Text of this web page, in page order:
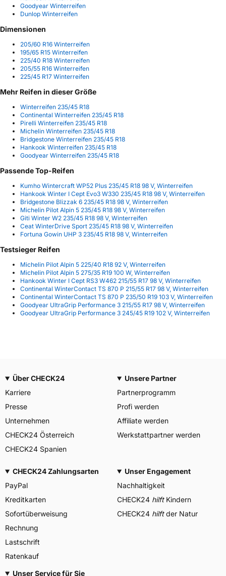
Goodyear Winterreifen
Dunlop Winterreifen
Dimensionen
205/60 R16 Winterreifen
195/65 R15 Winterreifen
225/40 R18 Winterreifen
205/55 R16 Winterreifen
225/45 R17 Winterreifen
Mehr Reifen in dieser Größe
Winterreifen 235/45 R18
Continental Winterreifen 235/45 R18
Pirelli Winterreifen 235/45 R18
Michelin Winterreifen 235/45 R18
Bridgestone Winterreifen 235/45 R18
Hankook Winterreifen 235/45 R18
Goodyear Winterreifen 235/45 R18
Passende Top-Reifen
Kumho Wintercraft WP52 Plus 235/45 R18 98 V, Winterreifen
Hankook Winter I Cept Evo3 W330 235/45 R18 98 V, Winterreifen
Bridgestone Blizzak 6 235/45 R18 98 V, Winterreifen
Michelin Pilot Alpin 5 235/45 R18 98 V, Winterreifen
Giti Winter W2 235/45 R18 98 V, Winterreifen
Ceat WinterDrive Sport 235/45 R18 98 V, Winterreifen
Fortuna Gowin UHP 3 235/45 R18 98 V, Winterreifen
Testsieger Reifen
Michelin Pilot Alpin 5 225/40 R18 92 V, Winterreifen
Michelin Pilot Alpin 5 275/35 R19 100 W, Winterreifen
Hankook Winter I Cept RS3 W462 215/55 R17 98 V, Winterreifen
Continental WinterContact TS 870 P 215/55 R17 98 V, Winterreifen
Continental WinterContact TS 870 P 235/50 R19 103 V, Winterreifen
Goodyear UltraGrip Performance 3 215/55 R17 98 V, Winterreifen
Goodyear UltraGrip Performance 3 245/45 R19 102 V, Winterreifen
Über CHECK24
Karriere
Presse
Unternehmen
CHECK24 Österreich
CHECK24 Spanien
Unsere Partner
Partnerprogramm
Profi werden
Affiliate werden
Werkstattpartner werden
CHECK24 Zahlungsarten
PayPal
Kreditkarten
Sofortüberweisung
Rechnung
Lastschrift
Ratenkauf
Unser Engagement
Nachhaltigkeit
CHECK24 hilftKindern
CHECK24 hilftder Natur
Unser Service für Sie